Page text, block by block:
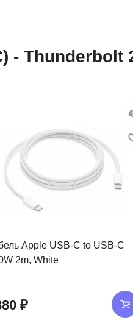
- Thunderbolt
Apple USB-C to USB-C
2m, White
₽